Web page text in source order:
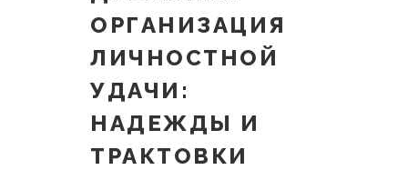
ОРГАНИЗАЦИЯ
ЛИЧНОСТНОЙ
УДАЧИ:
НАДЕЖДЫ И
ТРАКТОВКИ